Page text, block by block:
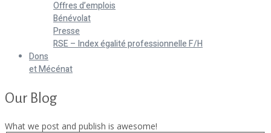
Offres d’emplois
Bénévolat
Presse
RSE – Index égalité professionnelle F/H
Dons
et Mécénat
Our Blog
What we post and publish is awesome!